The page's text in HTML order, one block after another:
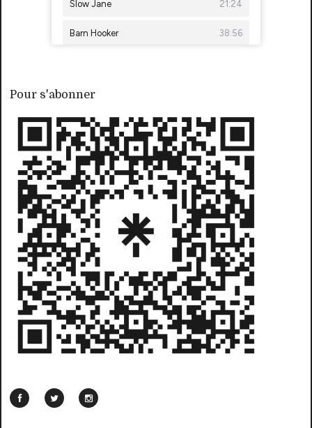
Pour s'abonner